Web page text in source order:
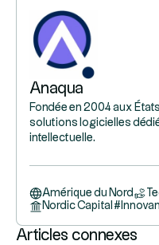
Anaqua
Fondée en 2004 aux
solutions logicielles
intellectuelle.
Amérique du Nord
Nordic Capital #
Articles connexes